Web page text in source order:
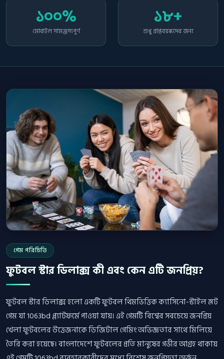
১০০%
মোবাইল সামঞ্জস্যপূর্ণ
১৮+
শুধু প্রাপ্তবয়স্কদের জন্য
গেম পরিচিতি
ফুটবল স্টার ডিলাক্স কী এবং কেন এটি জনপ্রিয়?
ফুটবল স্টার ডিলাক্স হলো একটি ফুটবল থিমভিত্তিক ক্যাসিনো-স্টাইল স্লট
গেম যা 1063bd প্ল্যাটফর্মে পাওয়া যায়। এই গেমটি বিশ্বের সবচেয়ে জনপ্রিয়
খেলা ফুটবলের উত্তেজনাকে ডিজিটাল গেমিং অভিজ্ঞতার সাথে মিলিয়ে
তৈরি করা হয়েছে। বাংলাদেশে ফুটবলের প্রতি মানুষের গভীর আগ্রহ থাকায়